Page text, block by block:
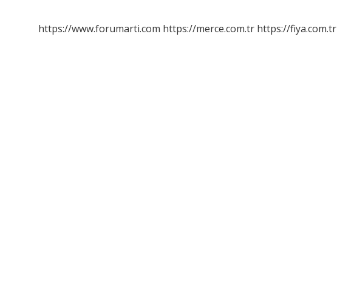
https://www.forumarti.com https://merce.com.tr https://fiya.com.tr